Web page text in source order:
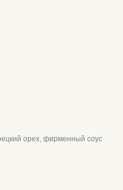
орех, фирменный соус